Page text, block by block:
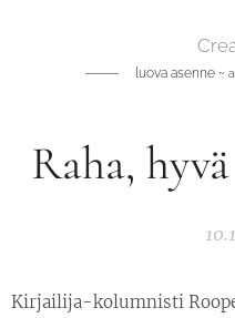
luova asenne ~
Raha,
Kirjailija-kolumnisti